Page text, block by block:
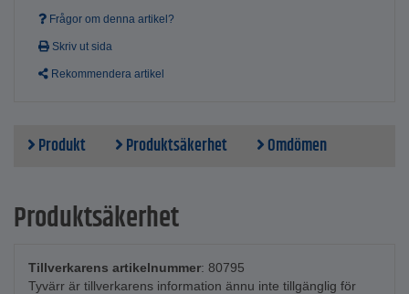
Frågor om denna artikel?
Skriv ut sida
Rekommendera artikel
Produkt Produktsäkerhet Omdömen
Produktsäkerhet
Tillverkarens artikelnummer: 80795
Tyvärr är tillverkarens information ännu inte tillgänglig för